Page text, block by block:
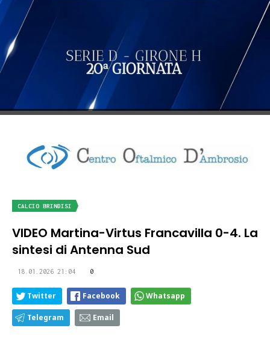
CALCIO BRINDISI
VIDEO Martina-Virtus Francavilla 0-4. La
sintesi di Antenna Sud
18.01.2026 21:04 0
Twitter Facebook Whatsapp
Telegram Email